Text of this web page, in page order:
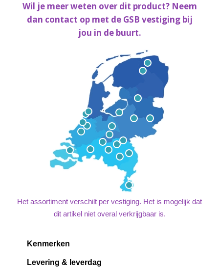
Wil je meer weten over dit product? Neem
dan contact op met de GSB vestiging bij
jou in de buurt.
Het assortiment verschilt per vestiging. Het is mogelijk dat
dit artikel niet overal verkrijgbaar is.
Kenmerken
Levering & leverdag